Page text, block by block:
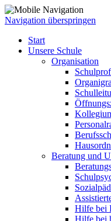
Navigation überspringen
Start
Unsere Schule
Organisation
Beratung und
Hilfe bei
Hilfe bei